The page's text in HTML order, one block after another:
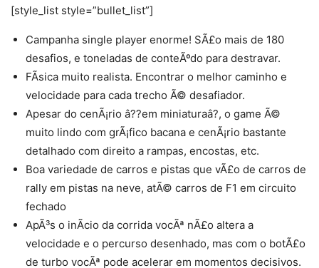
[style_list style=”bullet_list”]
Campanha single player enorme! SÃ£o mais de 180
desafios, e toneladas de conteÃºdo para destravar.
FÃ­sica muito realista. Encontrar o melhor caminho e
velocidade para cada trecho Ã© desafiador.
Apesar do cenÃ¡rio â??em miniaturaâ?, o game Ã©
muito lindo com grÃ¡fico bacana e cenÃ¡rio bastante
detalhado com direito a rampas, encostas, etc.
Boa variedade de carros e pistas que vÃ£o de carros de
rally em pistas na neve, atÃ© carros de F1 em circuito
fechado
ApÃ³s o inÃ­cio da corrida vocÃª nÃ£o altera a
velocidade e o percurso desenhado, mas com o botÃ£o
de turbo vocÃª pode acelerar em momentos decisivos.